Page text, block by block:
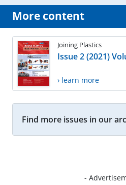
More content
Joining Plastics
Issue 2 (2021)
› learn more
Find more issues in our
-